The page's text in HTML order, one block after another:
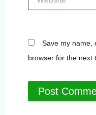
Save my name,
browser for the next